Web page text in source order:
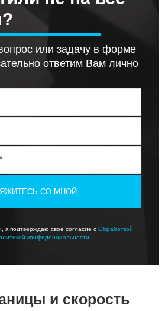
или задачу в форме
ответим Вам лично
СО МНОЙ
я подтверждаю свое согласие с Обработкой
конфиденциальности
и скорость